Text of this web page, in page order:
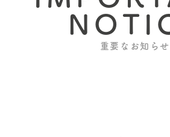
重要なお知らせ